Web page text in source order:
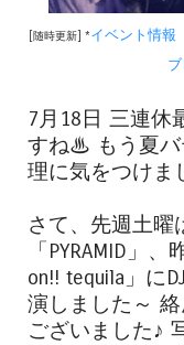
[随時更新] *イベント情報
7月18日 三連休
すね♨ もう夏バ
理に気をつけま
さて、先週土曜
「PYRAMID」
on!! tequila」に
演しました～
ございました♪